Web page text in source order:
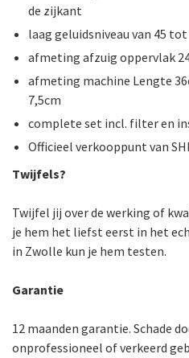
de zijkant
laag geluidsniveau van 45
afmeting afzuig oppervlak
afmeting machine Lengte
7,5cm
complete set incl. filter en
Officieel verkooppunt van
Twijfels?
Twijfel jij over de werking of
je hem het liefst eerst in het
in Zwolle kun je hem testen.
Garantie
12 maanden garantie. Schade
onprofessioneel of verkeerd